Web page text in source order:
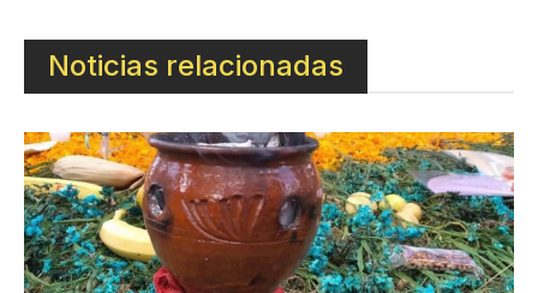
Noticias relacionadas